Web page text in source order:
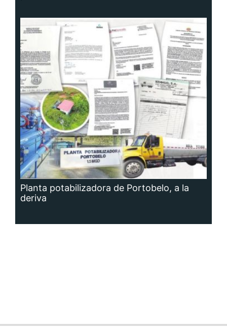
Planta potabilizadora de Portobelo, a la
deriva